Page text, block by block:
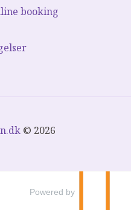
booking
© 2026
Powered by